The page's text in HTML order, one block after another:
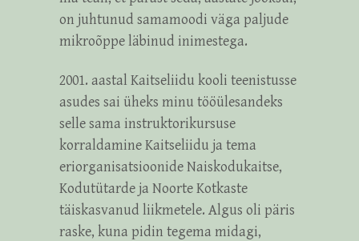
on juhtunud samamoodi väga paljude
mikroõppe läbinud inimestega.
2001. aastal Kaitseliidu kooli teenistusse
asudes sai üheks minu tööülesandeks
selle sama instruktorikursuse
korraldamine Kaitseliidu ja tema
eriorganisatsioonide Naiskodukaitse,
Kodutütarde ja Noorte Kotkaste
täiskasvanud liikmetele. Algus oli päris
raske, kuna pidin tegema midagi,